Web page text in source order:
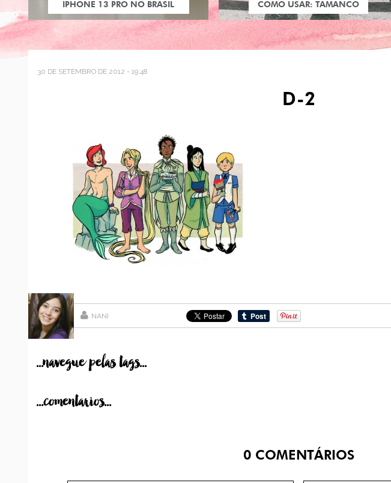
IPHONE 13 PRO NO BRASIL
COMO USAR: TAMANCO
30 DE SETEMBRO DE 2012 - 19:48
D-2
NANI
...navegue pelas tags...
...comentarios...
0COMENTÁRIOS